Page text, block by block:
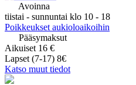
Avoinna
tiistai - sunnuntai klo 10 - 18
Poikkeukset aukioloaikoihin
Pääsymaksut
Aikuiset 16 €
Lapset (7-17) 8€
Katso muut tiedot